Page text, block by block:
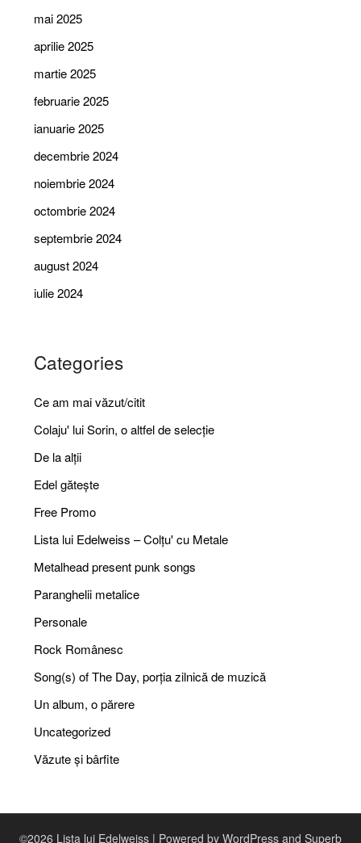
mai 2025
aprilie 2025
martie 2025
februarie 2025
ianuarie 2025
decembrie 2024
noiembrie 2024
octombrie 2024
septembrie 2024
august 2024
iulie 2024
Categories
Ce am mai văzut/citit
Colaju' lui Sorin, o altfel de selecție
De la alții
Edel gătește
Free Promo
Lista lui Edelweiss – Colțu' cu Metale
Metalhead present punk songs
Paranghelii metalice
Personale
Rock Românesc
Song(s) of The Day, porția zilnică de muzică
Un album, o părere
Uncategorized
Văzute și bârfite
©2026 Lista lui Edelweiss | Powered by WordPress and Superb